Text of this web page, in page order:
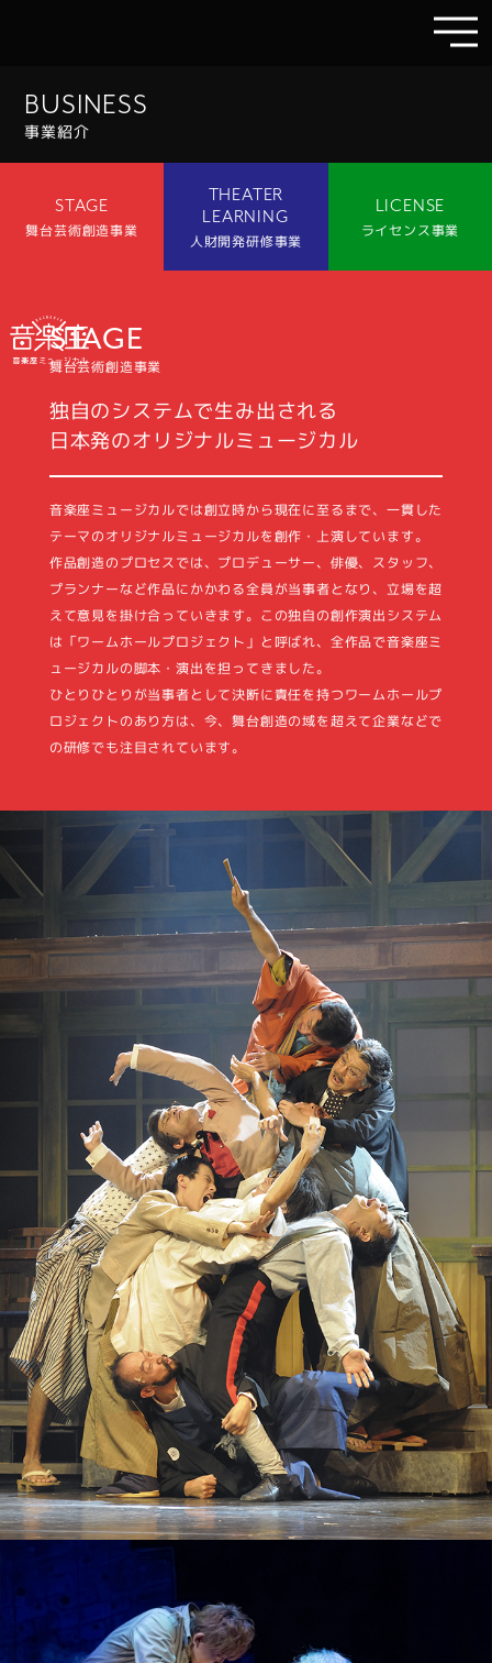
BUSINESS
事業紹介
STAGE
舞台芸術創造事業
THEATER
LEARNING
人財開発研修事業
LICENSE
ライセンス事業
STAGE
舞台芸術創造事業
独⾃のシステムで⽣み出される
⽇本発のオリジナルミュージカル
⾳楽座ミュージカルでは創⽴時から現在に⾄るまで、⼀貫した
テーマのオリジナルミュージカルを創作・上演しています。
作品創造のプロセスでは、プロデューサー、俳優、スタッフ、
プランナーなど作品にかかわる全員が当事者となり、⽴場を超
えて意⾒を掛け合っていきます。この独⾃の創作演出システム
は「ワームホールプロジェクト」と呼ばれ、全作品で⾳楽座ミ
ュージカルの脚本・演出を担ってきました。
ひとりひとりが当事者として決断に責任を持つワームホールプ
ロジェクトのあり⽅は、今、舞台創造の域を超えて企業などで
の研修でも注⽬されています。